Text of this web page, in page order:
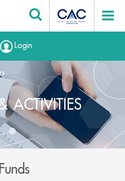
Login
ACTIVITIES